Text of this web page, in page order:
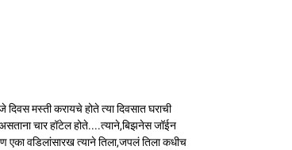
मस्ती करायचे होते त्या दिवसात घराची
चार हॉटेल होते....त्याने,बिझनेस जॉईन
एका वडिलांसारख त्याने तिला,जपलं तिला कधीच